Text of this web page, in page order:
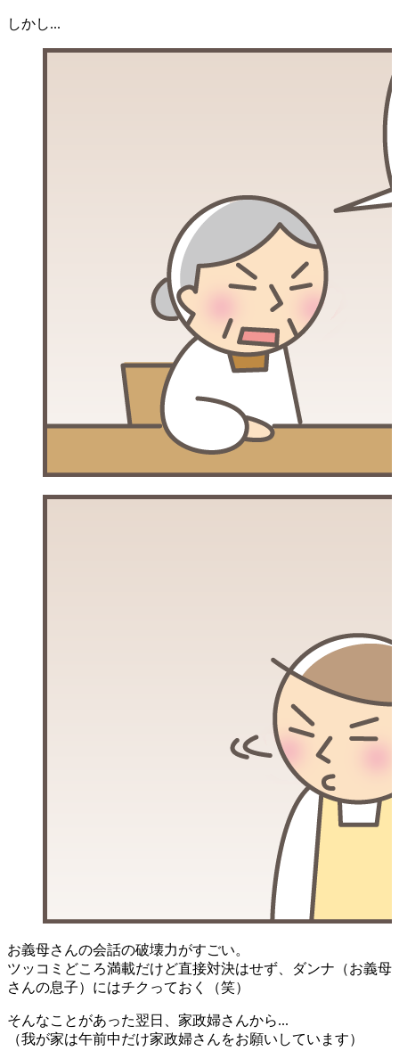
しかし...
お義母さんの会話の破壊力がすごい。
ツッコミどころ満載だけど直接対決はせず、ダンナ（お義母
さんの息子）にはチクっておく（笑）
そんなことがあった翌日、家政婦さんから...
（我が家は午前中だけ家政婦さんをお願いしています）